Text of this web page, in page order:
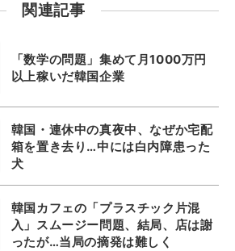
関連記事
「数学の問題」集めて月1000万円
以上稼いだ韓国企業
韓国・連休中の真夜中、なぜか宅配
箱を置き去り…中には白内障患った
犬
韓国カフェの「プラスチック片混
入」スムージー問題、結局、店は謝
ったが…当局の摘発は難しく